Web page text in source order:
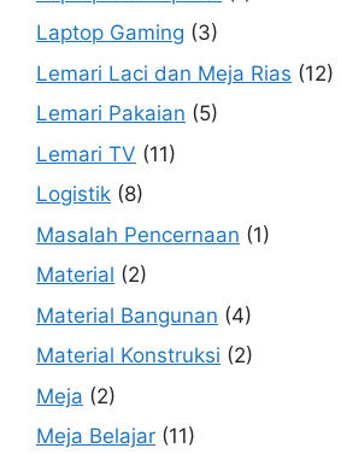
Laptop Gaming (3)
Lemari Laci dan Meja Rias (12)
Lemari Pakaian (5)
Lemari TV (11)
Logistik (8)
Masalah Pencernaan (1)
Material (2)
Material Bangunan (4)
Material Konstruksi (2)
Meja (2)
Meja Belajar (11)